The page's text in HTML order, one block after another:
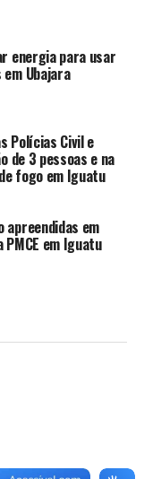
(Foto: Fagner
do local nos
e os
energia para usar
Ubajara
Polícias Civil e
de 3 pessoas e na
fogo em Iguatu
apreendidas em
PMCE em Iguatu